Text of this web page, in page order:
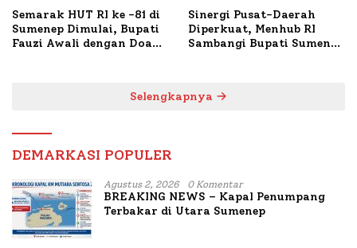
Semarak HUT RI ke -81 di
Sumenep Dimulai, Bupati
Fauzi Awali dengan Doa
Sinergi Pusat-Daerah
Diperkuat, Menhub RI
Sambangi Bupati Sumenep
Selengkapnya
DEMARKASI POPULER
Agustus 2, 2026 0 Komentar
BREAKING NEWS – Kapal Penumpang
Terbakar di Utara Sumenep